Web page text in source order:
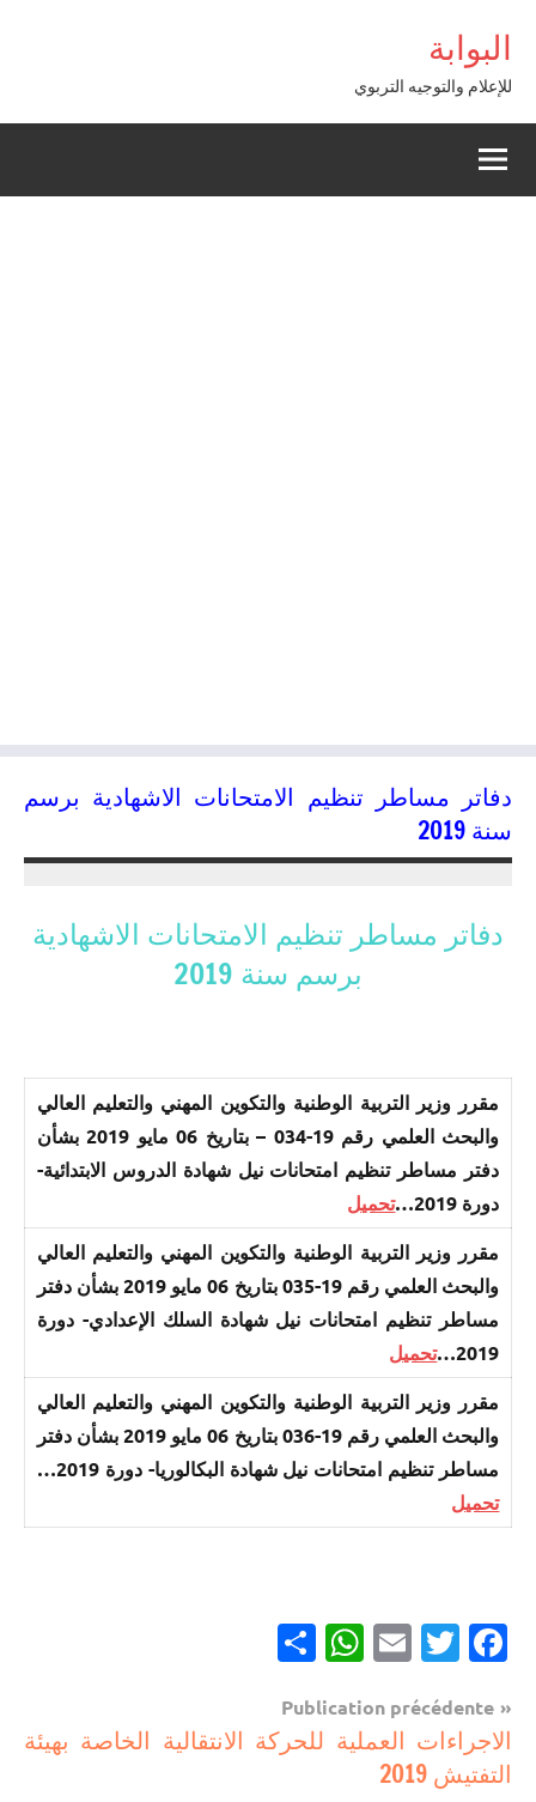
contenu
البوابة
للإعلام والتوجيه التربوي
دفاتر مساطر تنظيم الامتحانات الاشهادية برسم
سنة 2019
دفاتر مساطر تنظيم الامتحانات الاشهادية
برسم سنة 2019
​مقرر وزير التربية الوطنية والتكوين المهني والتعليم العالي
والبحث العلمي رقم 19-034 – بتاريخ 06 مايو 2019 بشأن
دفتر مساطر تنظيم امتحانات نيل شهادة الدروس الابتدائية-
دورة 2019…
تحميل
​مقرر وزير التربية الوطنية والتكوين المهني والتعليم العالي
والبحث العلمي رقم 19-035 بتاريخ 06 مايو 2019 بشأن دفتر
مساطر تنظيم امتحانات نيل شهادة السلك الإعدادي- دورة
2019…
تحميل
​مقرر وزير التربية الوطنية والتكوين المهني والتعليم العالي
والبحث العلمي رقم 19-036 بتاريخ 06 مايو 2019 بشأن دفتر
مساطر تنظيم امتحانات نيل شهادة البكالوريا- دورة 2019…
تحميل
Facebook
Twitter
Email
WhatsApp
مستجدات
تربوية
Navigation
de
l’article
Publication précédente
الاجراءات العملية للحركة الانتقالية الخاصة بهيئة
التفتيش 2019